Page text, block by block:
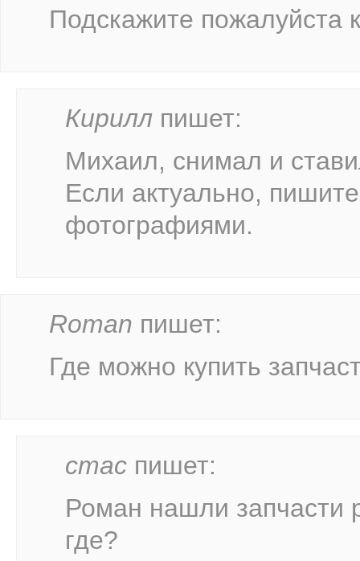
Подскажите пожалуйста
Кирилл пишет:
Михаил, снимал и
Если актуально,
фотографиями.
Roman пишет:
Где можно купить
стас пишет:
Роман нашли запчасти
где?